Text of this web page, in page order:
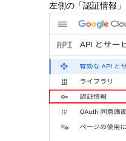
左側の「認証情報